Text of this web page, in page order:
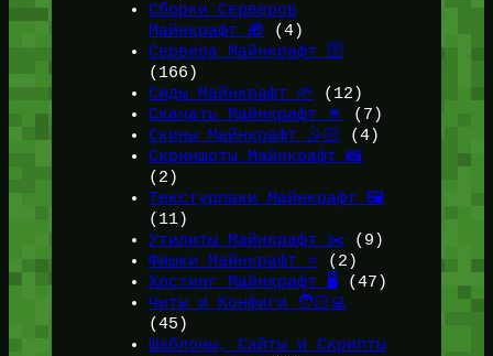
Сборки Серверов
Майнкрафт 🎁 (4)
Сервера Майнкрафт 🛜
(166)
Сиды Майнкрафт 🌱
(12)
Скачать Майнкрафт 🔽
(7)
Скины Майнкрафт 🤹🏻
(4)
Скриншоты Майнкрафт 📸
(2)
Текстурпаки Майнкрафт 🖼️
(11)
Утилиты Майнкрафт ✂️ (9)
Фишки Майнкрафт ⭐(2)
Хостинг Майнкрафт 🖥️ (47)
Читы и Конфиги 🧑🏻‍💻
(45)
Шаблоны, Сайты и Скрипты